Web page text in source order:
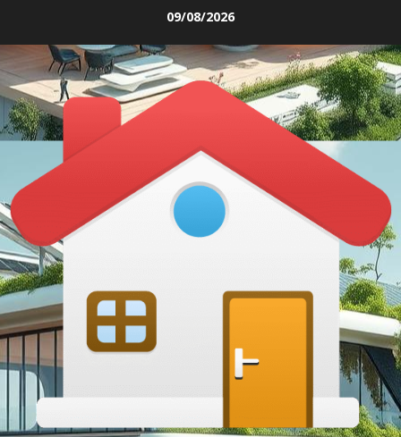
content
09/08/2026